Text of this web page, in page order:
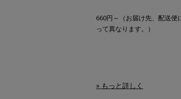
660円～（お届け先、配送便
って異なります。）
» もっと詳しく